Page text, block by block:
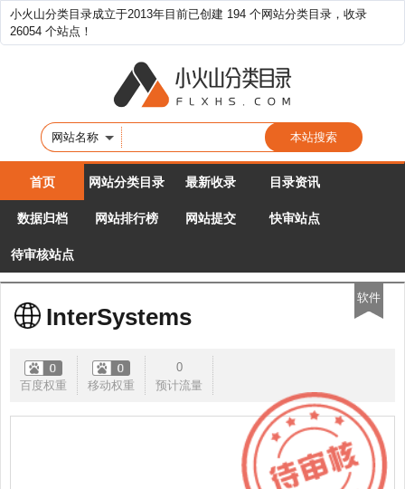
小火山分类目录成立于2013年目前已创建 194 个网站分类目录，收录
26054 个站点！
网站名称
首页 网站分类目录 最新收录 目录资讯
数据归档 网站排行榜 网站提交 快审站点
待审核站点
InterSystems
百度权重 移动权重
0
预计流量
软件